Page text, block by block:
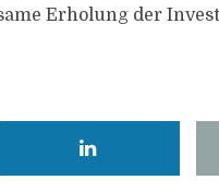
Erholung der